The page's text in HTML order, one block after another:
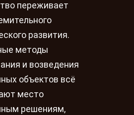
переживает
развития.
методы
и возведения
объектов всё
место
решениям,